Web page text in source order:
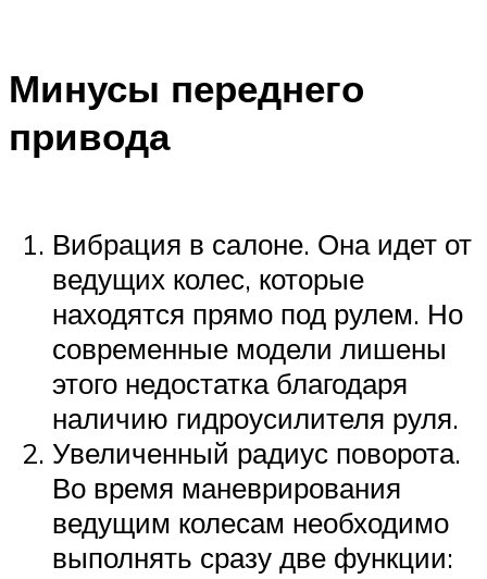
Минусы переднего
привода
Вибрация в салоне. Она идет от
ведущих колес, которые
находятся прямо под рулем. Но
современные модели лишены
этого недостатка благодаря
наличию гидроусилителя руля.
Увеличенный радиус поворота.
Во время маневрирования
ведущим колесам необходимо
выполнять сразу две функции: